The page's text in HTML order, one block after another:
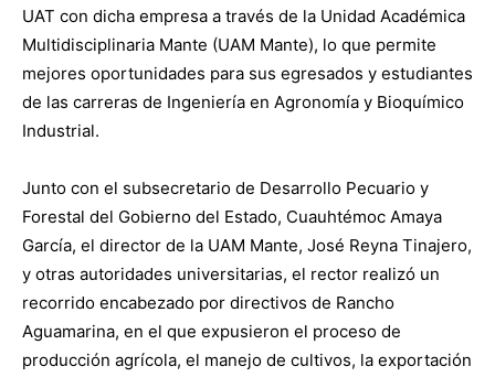
UAT con dicha empresa a través de la Unidad Académica
Multidisciplinaria Mante (UAM Mante), lo que permite
mejores oportunidades para sus egresados y estudiantes
de las carreras de Ingeniería en Agronomía y Bioquímico
Industrial.
Junto con el subsecretario de Desarrollo Pecuario y
Forestal del Gobierno del Estado, Cuauhtémoc Amaya
García, el director de la UAM Mante, José Reyna Tinajero,
y otras autoridades universitarias, el rector realizó un
recorrido encabezado por directivos de Rancho
Aguamarina, en el que expusieron el proceso de
producción agrícola, el manejo de cultivos, la exportación